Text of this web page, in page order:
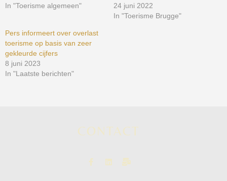
In "Toerisme algemeen"
24 juni 2022
In "Toerisme Brugge"
Pers informeert over overlast
toerisme op basis van zeer
gekleurde cijfers
8 juni 2023
In "Laatste berichten"
CONTACT